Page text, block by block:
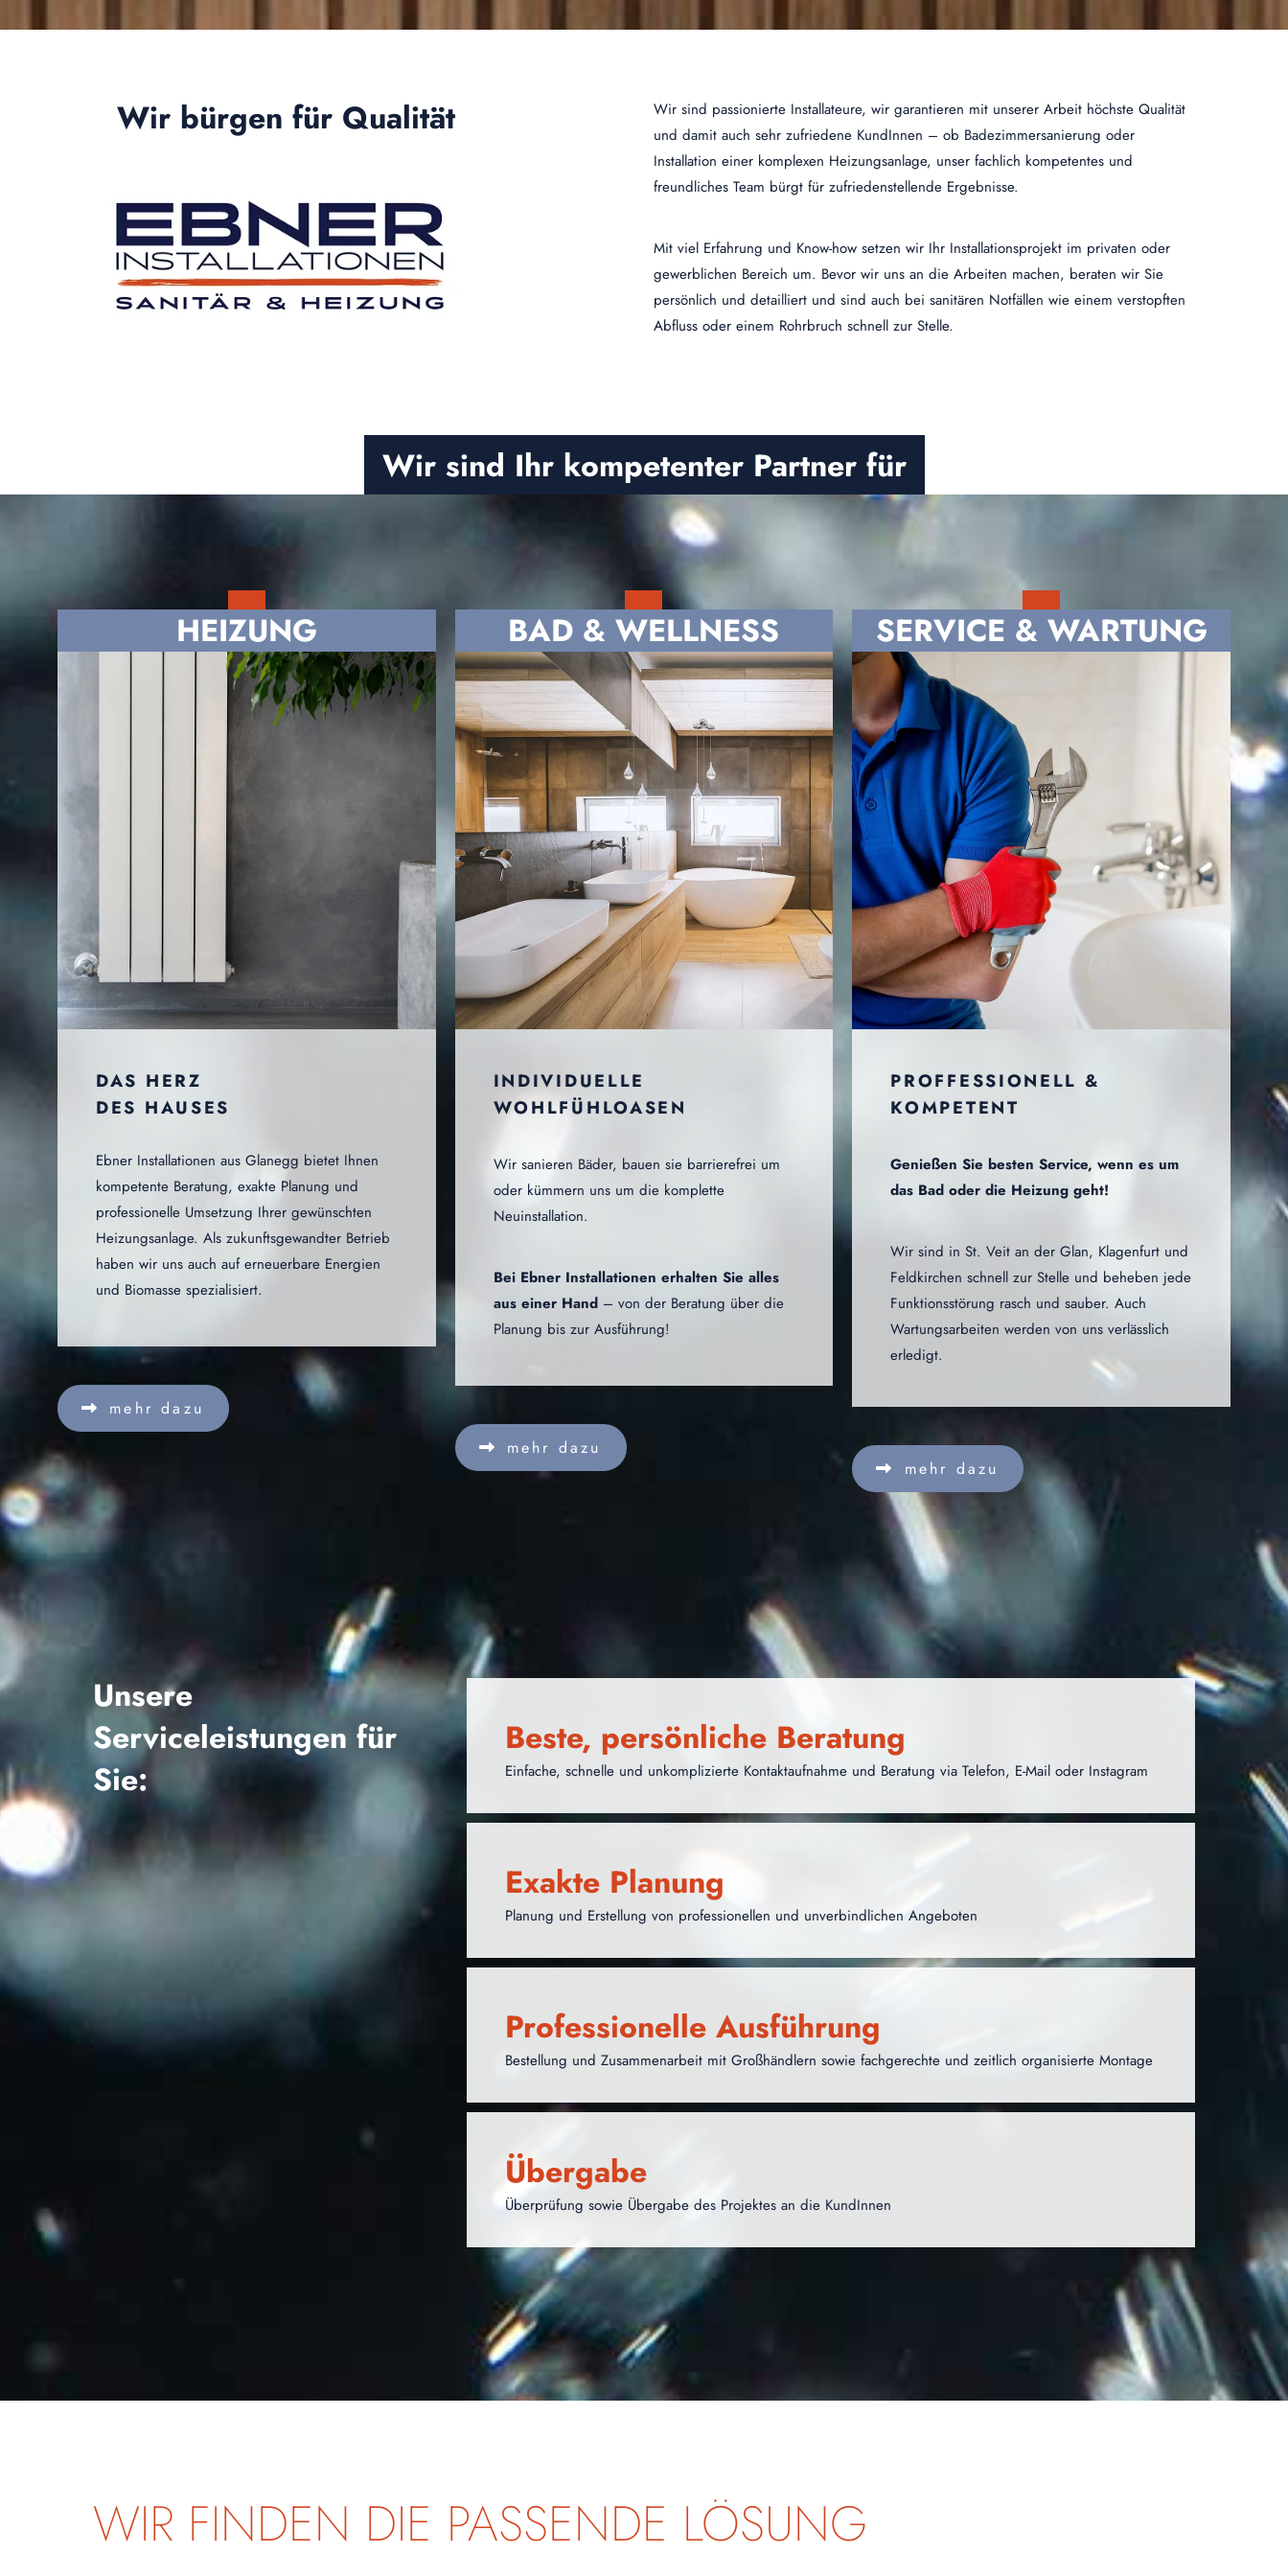
&
Wir bürgen für Qualität
Wir sind passionierte Installateure, wir garantieren mit unserer Arbeit höchste Qualität
und damit auch sehr zufriedene KundInnen – ob Badezimmersanierung oder
Installation einer komplexen Heizungsanlage, unser fachlich kompetentes und
freundliches Team bürgt für zufriedenstellende Ergebnisse.
Mit viel Erfahrung und Know-how setzen wir Ihr Installationsprojekt im privaten oder
gewerblichen Bereich um. Bevor wir uns an die Arbeiten machen, beraten wir Sie
persönlich und detailliert und sind auch bei sanitären Notfällen wie einem verstopften
Abfluss oder einem Rohrbruch schnell zur Stelle.
Wir sind Ihr kompetenter Partner für
HEIZUNG
DAS HERZ
DES HAUSES
Ebner Installationen aus Glanegg bietet Ihnen
kompetente Beratung, exakte Planung und
professionelle Umsetzung Ihrer gewünschten
Heizungsanlage. Als zukunftsgewandter Betrieb
haben wir uns auch auf erneuerbare Energien
und Biomasse spezialisiert.
mehr dazu
BAD & WELLNESS
INDIVIDUELLE
WOHLFÜHLOASEN
Wir sanieren Bäder, bauen sie barrierefrei um
oder kümmern uns um die komplette
Neuinstallation.
Bei Ebner Installationen erhalten Sie alles
aus einer Hand– von der Beratung über die
Planung bis zur Ausführung!
mehr dazu
SERVICE & WARTUNG
PROFFESSIONELL &
KOMPETENT
Genießen Sie besten Service, wenn es um
das Bad oder die Heizung geht!
Wir sind in St. Veit an der Glan, Klagenfurt und
Feldkirchen schnell zur Stelle und beheben jede
Funktionsstörung rasch und sauber. Auch
Wartungsarbeiten werden von uns verlässlich
erledigt.
mehr dazu
Unsere
Serviceleistungen für
Sie:
Beste, persönliche Beratung
Einfache, schnelle und unkomplizierte Kontaktaufnahme und Beratung via Telefon, E-Mail oder Instagram
Exakte Planung
Planung und Erstellung von professionellen und unverbindlichen Angeboten
Professionelle Ausführung
Bestellung und Zusammenarbeit mit Großhändlern sowie fachgerechte und zeitlich organisierte Montage
Übergabe
Überprüfung sowie Übergabe des Projektes an die KundInnen
WIR FINDEN DIE PASSENDE LÖSUNG